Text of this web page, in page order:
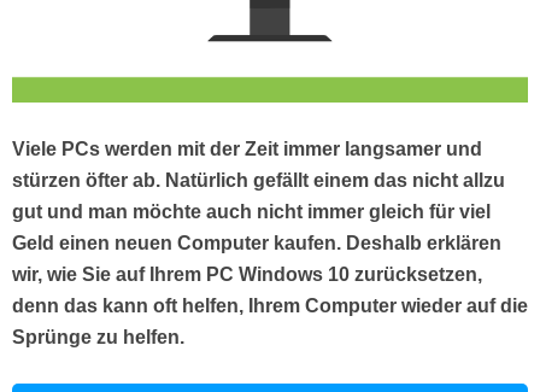
Viele PCs werden mit der Zeit immer langsamer und
stürzen öfter ab. Natürlich gefällt einem das nicht allzu
gut und man möchte auch nicht immer gleich für viel
Geld einen neuen Computer kaufen. Deshalb erklären
wir, wie Sie auf Ihrem PC Windows 10 zurücksetzen,
denn das kann oft helfen, Ihrem Computer wieder auf die
Sprünge zu helfen.